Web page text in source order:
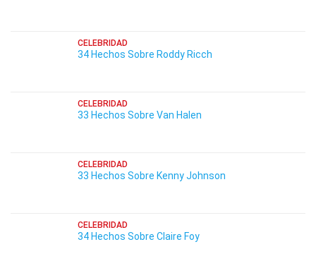
CELEBRIDAD
34 Hechos Sobre Roddy Ricch
CELEBRIDAD
33 Hechos Sobre Van Halen
CELEBRIDAD
33 Hechos Sobre Kenny Johnson
CELEBRIDAD
34 Hechos Sobre Claire Foy